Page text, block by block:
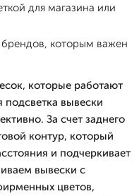
для магазина или
которым важен
которые работают
подсветка вывески
За счет заднего
контур, который
и подчеркивает
вывески с
цветов,